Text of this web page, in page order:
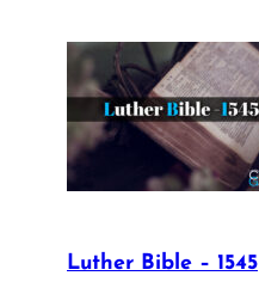
Luther Bible – 1545